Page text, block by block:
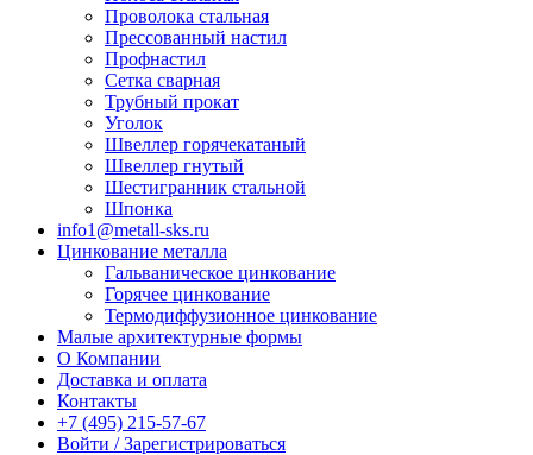
Проволока стальная
Прессованный настил
Профнастил
Сетка сварная
Трубный прокат
Уголок
Швеллер горячекатаный
Швеллер гнутый
Шестигранник стальной
Шпонка
info1@metall-sks.ru
Цинкование металла
Гальваническое цинкование
Горячее цинкование
Термодиффузионное цинкование
Малые архитектурные формы
О Компании
Доставка и оплата
Контакты
+7 (495) 215-57-67
Войти / Зарегистрироваться